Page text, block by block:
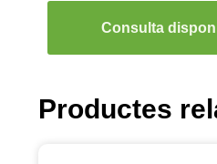
Consulta
Productes